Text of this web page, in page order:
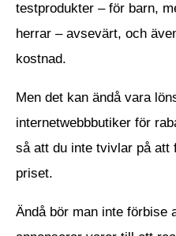
testprodukter – för barn,
herrar – avsevärt, och
kostnad.
Men det kan ändå vara
internetwebbbutiker för
så att du inte tvivlar på att
priset.
Ändå bör man inte förbise